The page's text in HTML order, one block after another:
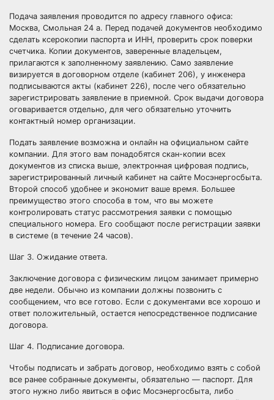
Подача заявления проводится по адресу главного офиса:
Москва, Смольная 24 а. Перед подачей документов необходимо
сделать ксерокопии паспорта и ИНН, проверить срок поверки
счетчика. Копии документов, заверенные владельцем,
прилагаются к заполненному заявлению. Само заявление
визируется в договорном отделе (кабинет 206), у инженера
подписываются акты (кабинет 226), после чего обязательно
зарегистрировать заявление в приемной. Срок выдачи договора
оговаривается отдельно, для чего обязательно уточнить
контактный номер организации.
Подать заявление возможна и онлайн на официальном сайте
компании. Для этого вам понадобятся скан-копии всех
документов из списка выше, электронная цифровая подпись,
зарегистрированный личный кабинет на сайте Мосэнергосбыта.
Второй способ удобнее и экономит ваше время. Большее
преимущество этого способа в том, что вы можете
контролировать статус рассмотрения заявки с помощью
специального номера. Его сообщают после регистрации заявки
в системе (в течение 24 часов).
Шаг 3. Ожидание ответа.
Заключение договора с физическим лицом занимает примерно
две недели. Обычно из компании должны позвонить с
сообщением, что все готово. Если с документами все хорошо и
ответ положительный, остается непосредственное подписание
договора.
Шаг 4. Подписание договора.
Чтобы подписать и забрать договор, необходимо взять с собой
все ранее собранные документы, обязательно — паспорт. Для
этого нужно либо явиться в офис Мосэнергосбыта, либо